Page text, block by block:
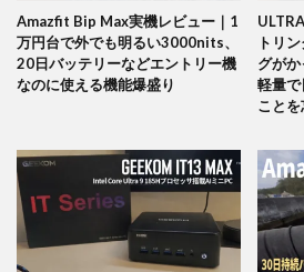
Amazfit Bip Max実機レビュー｜1
万円台で外でも明るい3000nits、
20日バッテリーなどエントリー機
なのに使える機能爆盛り
トリ
グが
軽量で
こと